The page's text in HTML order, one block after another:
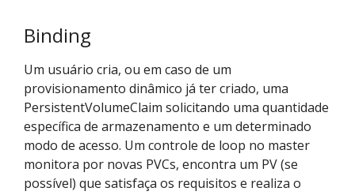
Binding
Um usuário cria, ou em caso de um
provisionamento dinâmico já ter criado, uma
PersistentVolumeClaim solicitando uma quantidade
específica de armazenamento e um determinado
modo de acesso. Um controle de loop no master
monitora por novas PVCs, encontra um PV (se
possível) que satisfaça os requisitos e realiza o